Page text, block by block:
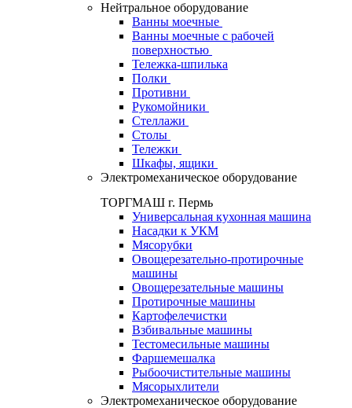
Нейтральное оборудование
Ванны моечные
Ванны моечные с рабочей
поверхностью
Тележка-шпилька
Полки
Противни
Рукомойники
Стеллажи
Столы
Тележки
Шкафы, ящики
Электромеханическое оборудование
ТОРГМАШ г. Пермь
Универсальная кухонная машина
Насадки к УКМ
Мясорубки
Овощерезательно-протирочные
машины
Овощерезательные машины
Протирочные машины
Картофелечистки
Взбивальные машины
Тестомесильные машины
Фаршемешалка
Рыбоочистительные машины
Мясорыхлители
Электромеханическое оборудование